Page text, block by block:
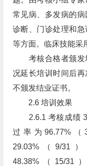
常见病、多发病的
诊断、门诊处理和
等方面。临床技能采
考核合格者颁发
况延长培训时间后
不颁发结业证书。
2.6 培训效果
2.6.1 考核成绩
过率为96.77%
29.03%（9/31
48.38%（15/